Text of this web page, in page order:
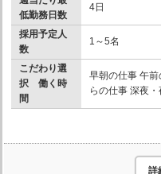
低勤務日数
4日
採用予定人
数
1～5名
こだわり選
択 働く時
間
早朝の仕事 午
らの仕事 深夜
詳